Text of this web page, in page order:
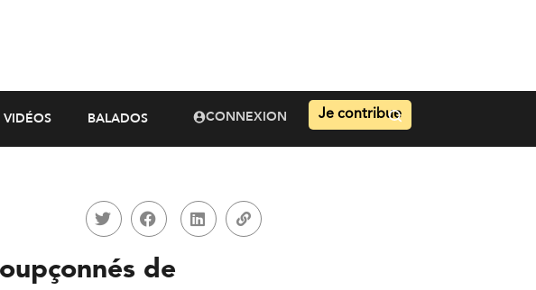
VIDÉOS BALADOS CONNEXION Je contribue
de